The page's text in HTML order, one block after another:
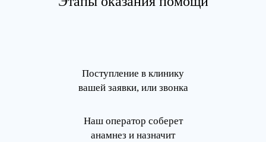
Поступление в клинику
вашей заявки, или звонка
Наш оператор соберет
анамнез и назначит